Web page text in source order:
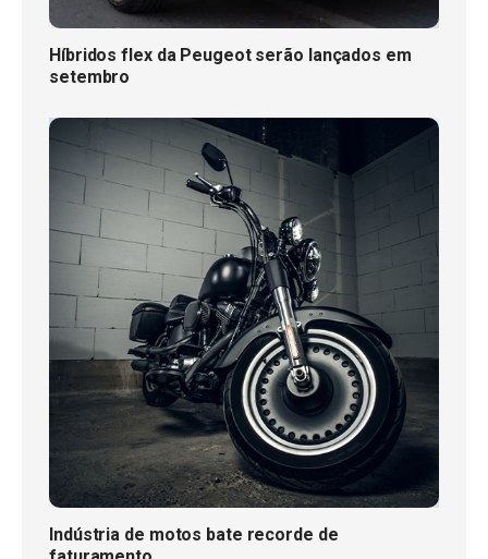
Híbridos flex da Peugeot serão lançados em
setembro
Indústria de motos bate recorde de